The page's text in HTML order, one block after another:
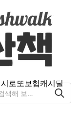
로또보험캐시딜